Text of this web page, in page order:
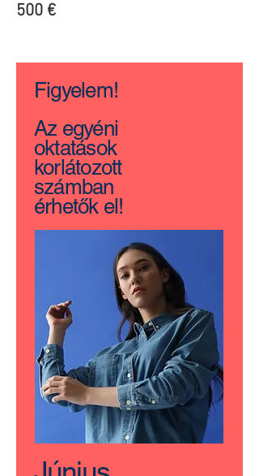
500 €
Figyelem!
Az egyéni
oktatások
korlátozott
számban
érhetők el!